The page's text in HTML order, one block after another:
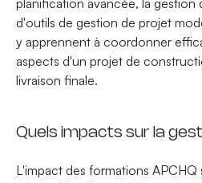
planification avancée, la gestion
d'outils de gestion de projet
y apprennent à coordonner
aspects d'un projet de
livraison finale.
Quels impacts sur la
L'impact des formations